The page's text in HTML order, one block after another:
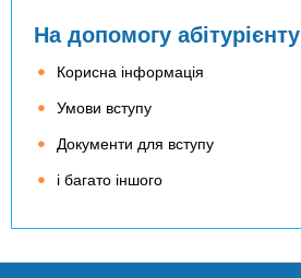
На допомогу абітурієнту
Корисна інформація
Умови вступу
Документи для вступу
і багато іншого